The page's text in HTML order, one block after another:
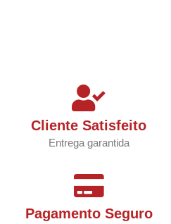
Cliente Satisfeito
Entrega garantida
Pagamento Seguro